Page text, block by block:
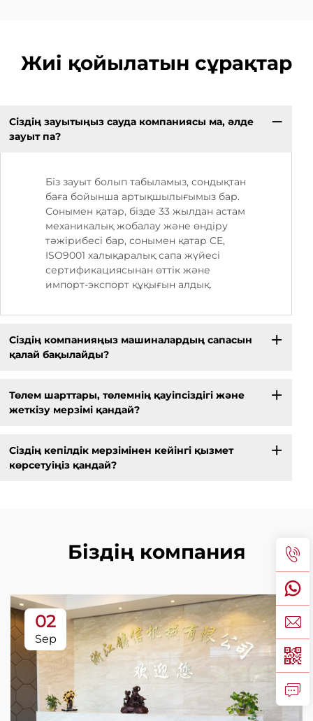
Жиі қойылатын сұрақтар
Сіздің зауытыңыз сауда компаниясы ма, әлде
зауыт па?
Біз зауыт болып табыламыз, сондықтан
баға бойынша артықшылығымыз бар.
Сонымен қатар, бізде 33 жылдан астам
механикалық жобалау және өндіру
тәжірибесі бар, сонымен қатар CE,
ISO9001 халықаралық сапа жүйесі
сертификациясынан өттік және
импорт-экспорт құқығын алдық.
Сіздің компанияңыз машиналардың сапасын
қалай бақылайды?
Төлем шарттары, төлемнің қауіпсіздігі және
жеткізу мерзімі қандай?
Сіздің кепілдік мерзімінен кейінгі қызмет
көрсетуіңіз қандай?
Біздің компания
02
Sep